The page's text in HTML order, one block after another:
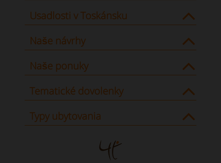
Usadlosti v Toskánsku
Naše návrhy
Naše ponuky
Tematické dovolenky
Typy ubytovania